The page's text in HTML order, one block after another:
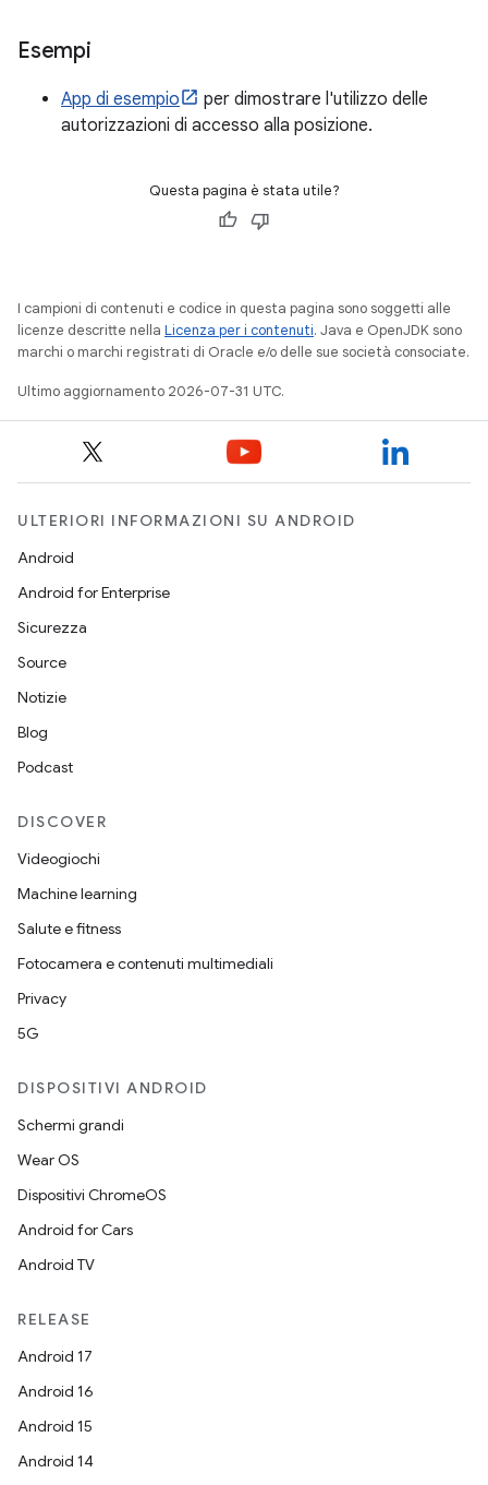
Esempi
App di esempio
per dimostrare l'utilizzo delle
autorizzazioni di accesso alla posizione.
Questa pagina è stata utile?
I campioni di contenuti e codice in questa pagina sono soggetti alle
licenze descritte nella Licenza per i contenuti. Java e OpenJDK sono
marchi o marchi registrati di Oracle e/o delle sue società consociate.
Ultimo aggiornamento 2026-07-31 UTC.
ULTERIORI INFORMAZIONI SU ANDROID
Android
Android for Enterprise
Sicurezza
Source
Notizie
Blog
Podcast
DISCOVER
Videogiochi
Machine learning
Salute e fitness
Fotocamera e contenuti multimediali
Privacy
5G
DISPOSITIVI ANDROID
Schermi grandi
Wear OS
Dispositivi ChromeOS
Android for Cars
Android TV
RELEASE
Android 17
Android 16
Android 15
Android 14